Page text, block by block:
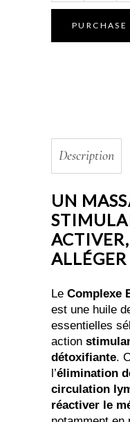
Être
Métabolique
–
PURCHASE
Description
UN
Le Complexe
est une huile
essentielles
action
détoxifiante.
l’élimination
circulation
réactiver le